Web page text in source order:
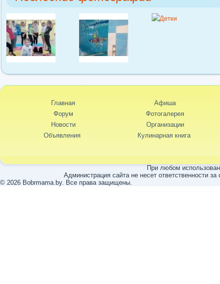
Главная
Форум
Новости
Объявления
Афиша
Фотогалерея
Организации
Кулинарная книга
При любом
Администрация сайта не несет ответственности
© 2026 Bobrmama.by. Все права защищены.